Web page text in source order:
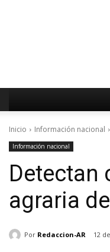
Inicio Información nacional
Información nacional
Detectan
agraria
Por Redaccion-AR 12